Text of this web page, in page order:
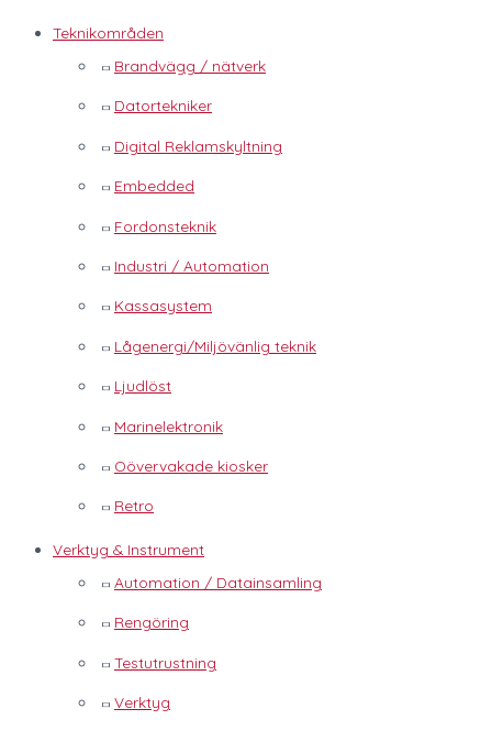
Teknikområden
Brandvägg / nätverk
Datortekniker
Digital Reklamskyltning
Embedded
Fordonsteknik
Industri / Automation
Kassasystem
Lågenergi/Miljövänlig teknik
Ljudlöst
Marinelektronik
Oövervakade kiosker
Retro
Verktyg & Instrument
Automation / Datainsamling
Rengöring
Testutrustning
Verktyg